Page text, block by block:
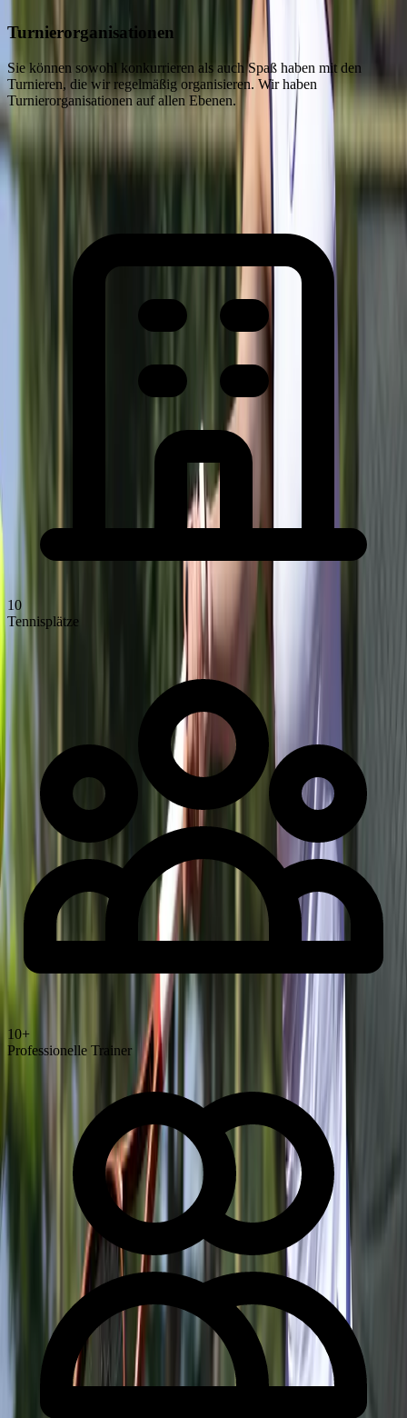
Turnierorganisationen
Sie können sowohl konkurrieren als auch Spaß haben mit den
Turnieren, die wir regelmäßig organisieren. Wir haben
Turnierorganisationen auf allen Ebenen.
Ace Tennis Club in Zahlen
Unsere Erfolge und Statistiken
10
Tennisplätze
10+
Professionelle Trainer